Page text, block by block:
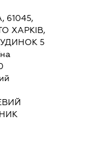
61045,
ХАРКІВ,
5